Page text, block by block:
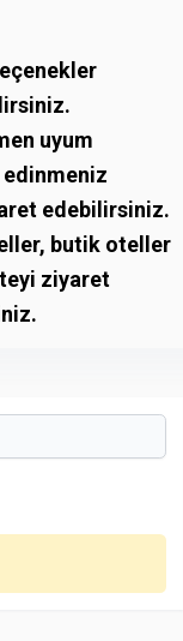
uyum
edinmeniz
edebilirsiniz.
butik oteller
ziyaret